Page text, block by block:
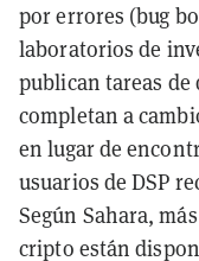
por errores (bug
laboratorios de
publican tareas
completan a
en lugar de
usuarios de DSP
Según Sahara,
cripto están